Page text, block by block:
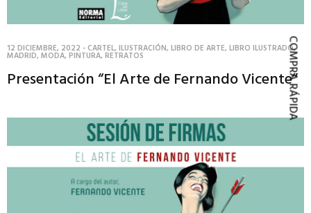
12 DICIEMBRE, 2022 - CARTEL,ILUSTRACIÓN,LIBRO DE ARTE,LIBRO ILUSTRADO,
MADRID,MODA,PINTURA,RETRATOS
Presentación “El Arte de Fernando Vicente”
COMPRA RÁPIDA